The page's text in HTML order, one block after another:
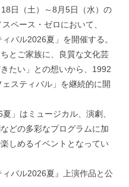
c
e
o
o
k
i
t
e
r
n
e
a
日（土）～8月5日（水）の
ペース・ゼロにおいて、
バル2026夏」を開催する。
とご家族に、良質な文化芸
たい」との想いから、1992
スティバル」を継続的に開
」はミュージカル、演劇、
どの多彩なプログラムに加
しめるイベントとなってい
ィバル2026夏』上演作品と公